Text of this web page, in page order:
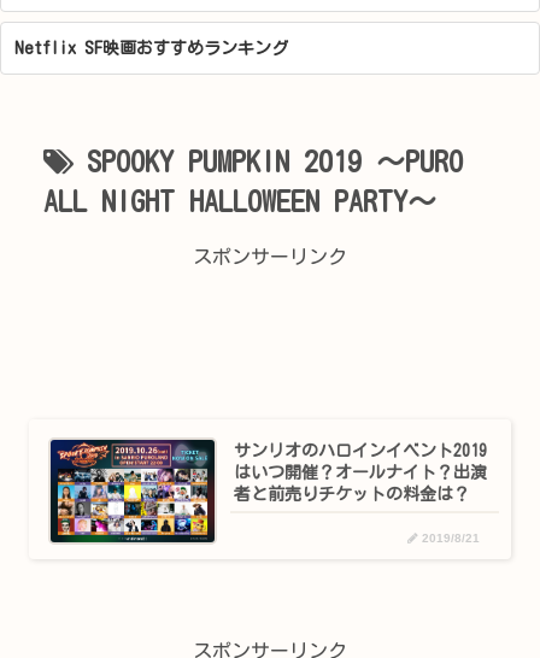
Netflix SF映画おすすめランキング
SPOOKY PUMPKIN 2019 ～PURO
ALL NIGHT HALLOWEEN PARTY～
スポンサーリンク
サンリオのハロインイベント2019
はいつ開催？オールナイト？出演
者と前売りチケットの料金は？
2019/8/21
スポンサーリンク